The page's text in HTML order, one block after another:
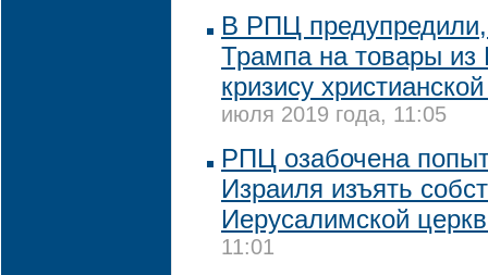
В РПЦ
Трампа на товары из
кризису
июля 2019 года, 11:05
РПЦ озабочена
Израиля изъять
Иерусалимской
11:01